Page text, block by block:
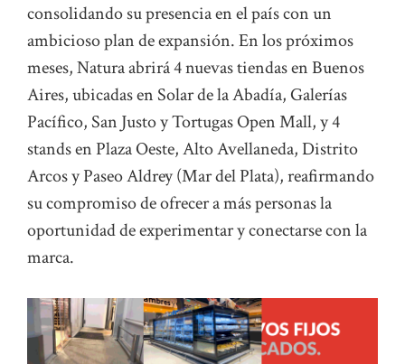
consolidando su presencia en el país con un
ambicioso plan de expansión. En los próximos
meses, Natura abrirá 4 nuevas tiendas en Buenos
Aires, ubicadas en Solar de la Abadía, Galerías
Pacífico, San Justo y Tortugas Open Mall, y 4
stands en Plaza Oeste, Alto Avellaneda, Distrito
Arcos y Paseo Aldrey (Mar del Plata), reafirmando
su compromiso de ofrecer a más personas la
oportunidad de experimentar y conectarse con la
marca.